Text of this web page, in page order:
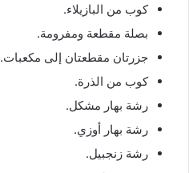
كوب من البازيلاء.
بصلة مقطعة ومفرومة.
جزرتان مقطعتان إلى مكعبات.
كوب من الذرة.
رشة بهار مشكل.
رشة بهار أوزي.
رشة زنجبيل.